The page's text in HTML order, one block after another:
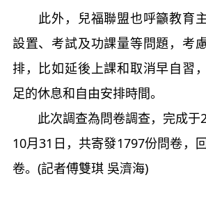
此外，兒福聯盟也呼籲教育
設置、考試及功課量等問題，考
排，比如延後上課和取消早自習
足的休息和自由安排時間。
此次調查為問卷調查，完成于
10月31日，共寄發1797份問卷，
卷。(記者傅雙琪 吳濟海)